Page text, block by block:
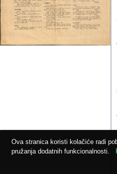
Ova stranica koristi kolačiće radi
pružanja dodatnih funkcionalnosti.